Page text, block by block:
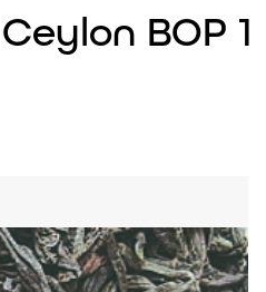
BOP 1